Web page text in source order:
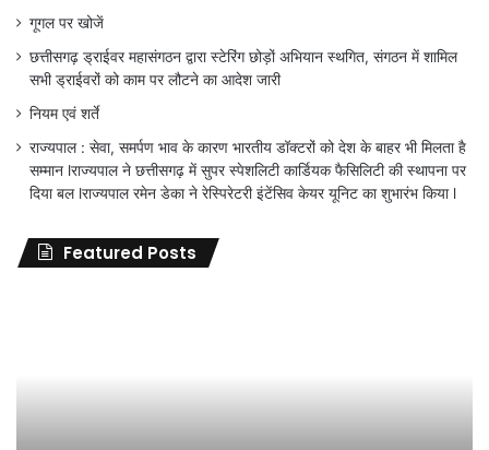
गूगल पर खोजें
छत्तीसगढ़ ड्राईवर महासंगठन द्वारा स्टेरिंग छोड़ों अभियान स्थगित, संगठन में शामिल
सभी ड्राईवरों को काम पर लौटने का आदेश जारी
नियम एवं शर्ते
राज्यपाल : सेवा, समर्पण भाव के कारण भारतीय डॉक्टरों को देश के बाहर भी मिलता है
सम्मान lराज्यपाल ने छत्तीसगढ़ में सुपर स्पेशलिटी कार्डियक फैसिलिटी की स्थापना पर
दिया बल lराज्यपाल रमेन डेका ने रेस्पिरेटरी इंटेंसिव केयर यूनिट का शुभारंभ किया l
Featured Posts